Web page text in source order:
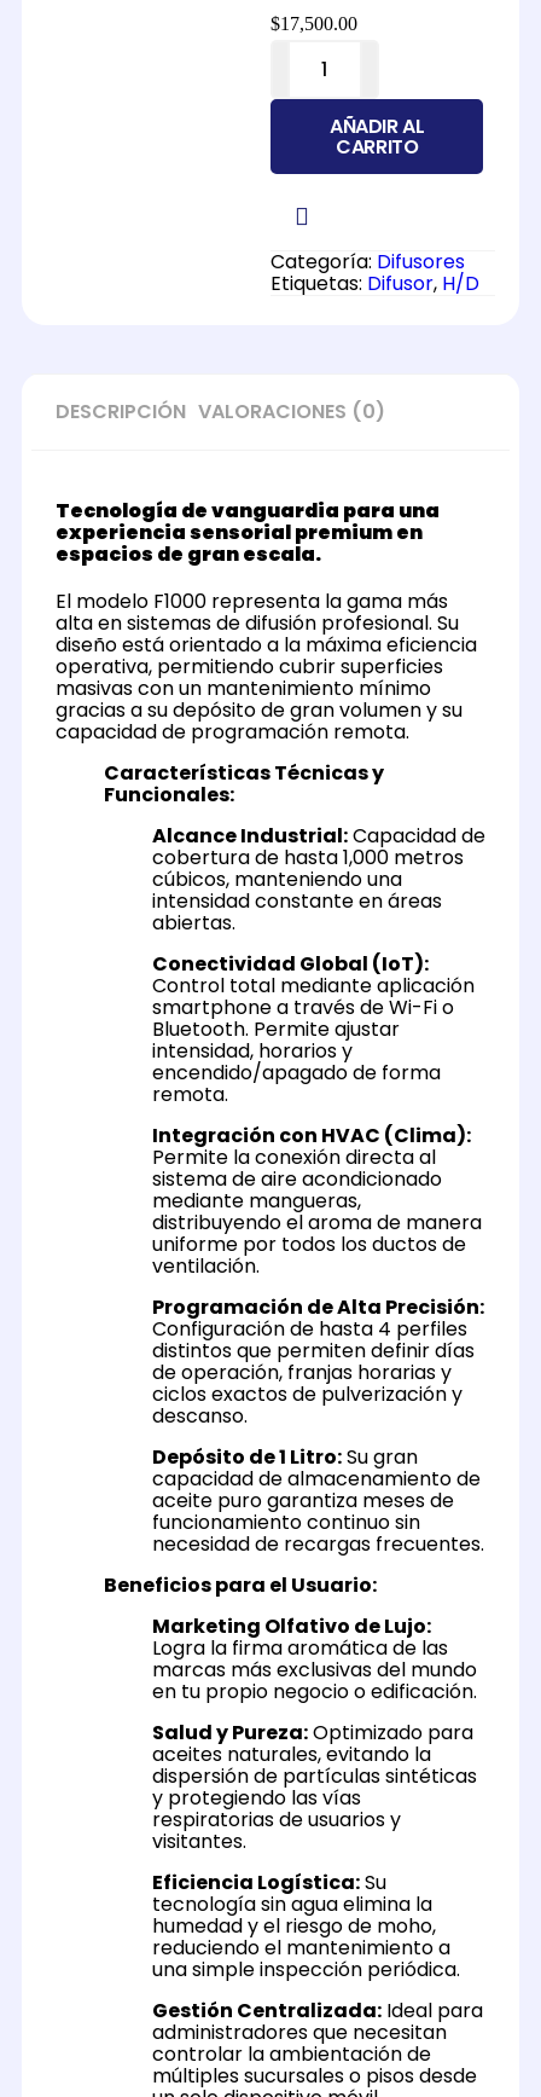
$17,500.00
AÑADIR AL
CARRITO
Categoría: Difusores
Etiquetas: Difusor, H/D
DESCRIPCIÓN VALORACIONES (0)
Tecnología de vanguardia para una
experiencia sensorial premium en
espacios de gran escala.
El modelo F1000 representa la gama más
alta en sistemas de difusión profesional. Su
diseño está orientado a la máxima eficiencia
operativa, permitiendo cubrir superficies
masivas con un mantenimiento mínimo
gracias a su depósito de gran volumen y su
capacidad de programación remota.
Características Técnicas y
Funcionales:
Alcance Industrial:Capacidad de
cobertura de hasta 1,000 metros
cúbicos, manteniendo una
intensidad constante en áreas
abiertas.
Conectividad Global (IoT):
Control total mediante aplicación
smartphone a través de Wi-Fi o
Bluetooth. Permite ajustar
intensidad, horarios y
encendido/apagado de forma
remota.
Integración con HVAC (Clima):
Permite la conexión directa al
sistema de aire acondicionado
mediante mangueras,
distribuyendo el aroma de manera
uniforme por todos los ductos de
ventilación.
Programación de Alta Precisión:
Configuración de hasta 4 perfiles
distintos que permiten definir días
de operación, franjas horarias y
ciclos exactos de pulverización y
descanso.
Depósito de 1 Litro:Su gran
capacidad de almacenamiento de
aceite puro garantiza meses de
funcionamiento continuo sin
necesidad de recargas frecuentes.
Beneficios para el Usuario:
Marketing Olfativo de Lujo:
Logra la firma aromática de las
marcas más exclusivas del mundo
en tu propio negocio o edificación.
Salud y Pureza:Optimizado para
aceites naturales, evitando la
dispersión de partículas sintéticas
y protegiendo las vías
respiratorias de usuarios y
visitantes.
Eficiencia Logística:Su
tecnología sin agua elimina la
humedad y el riesgo de moho,
reduciendo el mantenimiento a
una simple inspección periódica.
Gestión Centralizada:Ideal para
administradores que necesitan
controlar la ambientación de
múltiples sucursales o pisos desde